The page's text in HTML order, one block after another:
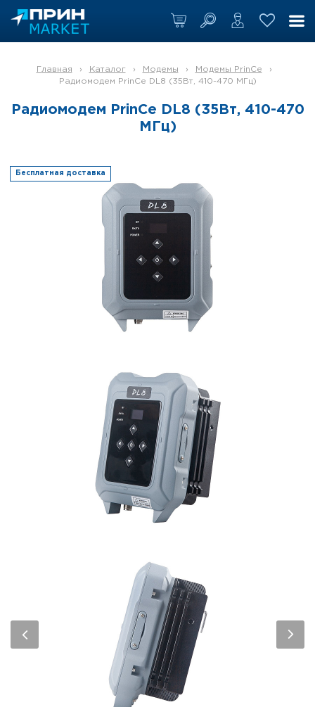
Главная › Каталог › Модемы › Модемы PrinCe
›
Радиомодем PrinCe DL8 (35Вт, 410-470 МГц)
Радиомодем PrinCe DL8 (35Вт, 410-470
МГц)
Бесплатная доставка